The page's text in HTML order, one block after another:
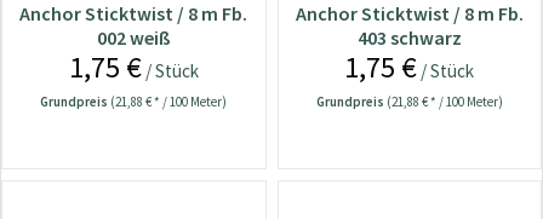
Anchor Sticktwist / 8 m Fb.
002 weiß
1,75 €/ Stück
Grundpreis (21,88 € * / 100 Meter)
Anchor Sticktwist / 8 m Fb.
403 schwarz
1,75 € / Stück
Grundpreis (21,88 € * / 100 Meter)